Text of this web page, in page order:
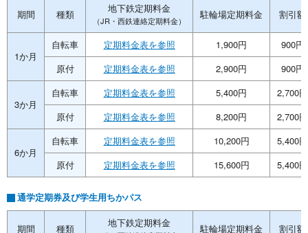
期間 種類 地下鉄定期料金
（JR・西鉄連絡定期料金） 駐輪場定期料金 割引額
1か月
自転車 定期料金表を参照 1,900円
900円
原付
定期料金表を参照 2,900円 900円
3か月
自転車 定期料金表を参照 5,400円
2,700円
原付
定期料金表を参照 8,200円 2,700円
6か月
自転車 定期料金表を参照 10,200円
5,400円
原付
定期料金表を参照 15,600円 5,400円
通学定期券及び学生用ちかパス
期間 種類 地下鉄定期料金 駐輪場定期料金 割引額